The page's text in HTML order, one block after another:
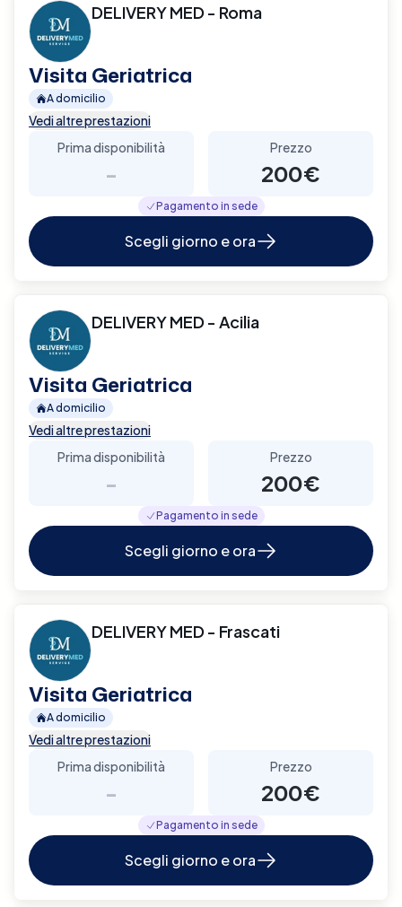
DELIVERY MED - Roma
Visita Geriatrica
A domicilio
Vedi altre prestazioni
Prima disponibilità
-
Prezzo
200€
Pagamento in sede
Scegli giorno e ora
DELIVERY MED - Acilia
Visita Geriatrica
A domicilio
Vedi altre prestazioni
Prima disponibilità
-
Prezzo
200€
Pagamento in sede
Scegli giorno e ora
DELIVERY MED - Frascati
Visita Geriatrica
A domicilio
Vedi altre prestazioni
Prima disponibilità
-
Prezzo
200€
Pagamento in sede
Scegli giorno e ora